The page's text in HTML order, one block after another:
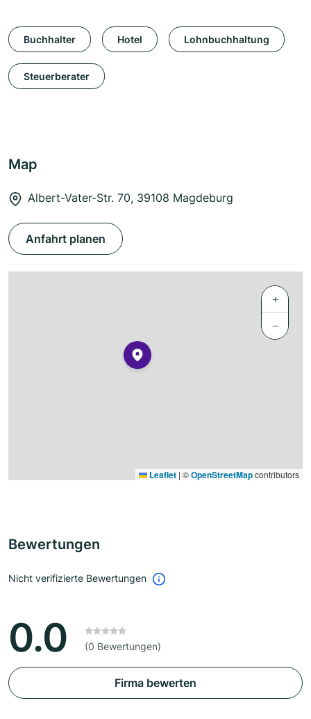
Buchhalter Hotel Lohnbuchhaltung
Steuerberater
Map
Albert-Vater-Str. 70, 39108 Magdeburg
Anfahrt planen
+
−
Leaflet | ©OpenStreetMapcontributors
Bewertungen
Nicht verifizierte Bewertungen
0.0 (0 Bewertungen)
Firma bewerten